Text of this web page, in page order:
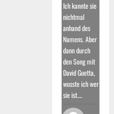
Ich kannte sie
nichtmal
anhand des
Namens. Aber
dann durch
den Song mit
David Guetta,
wusste ich wer
sie ist.…